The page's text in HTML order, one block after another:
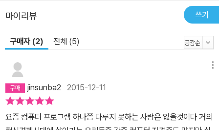
마이리뷰 쓰기
구매자 (2) 전체 (5)
jinsunba2 2015-12-11
요즘 컴퓨터 프로그램 하나쯤 다루지 못하는 사람은 없을것이다 거의